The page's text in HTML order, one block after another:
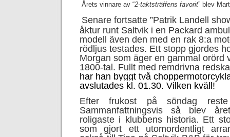
Årets vinnare av “2-taktsträffens favorit” blev
Senare fortsatte ”Patrik Landell
åktur runt Saltvik i en Packard
modell även den med en rak 8:a
rödljus testades. Ett stopp gjordes
Morgan som äger en gammal orörd
1800-tal. Fullt med remdrivna
har han byggt två
avslutades kl. 01.30. Vilken kväll!
Efter frukost på söndag
Sammanfattningsvis så blev
roligaste i klubbens historia. Ett
som gjort ett utomordentligt